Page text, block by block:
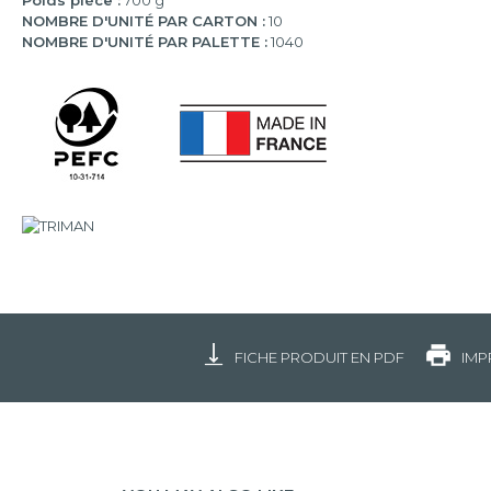
NOMBRE D'UNITÉ PAR CARTON :10
NOMBRE D'UNITÉ PAR PALETTE :1040
FICHE PRODUIT EN PDF